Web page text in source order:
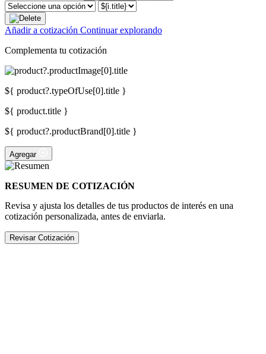
Añadir a cotización Continuar explorando
Complementa tu cotización
${ product?.typeOfUse[0].title }
${ product.title }
${ product?.productBrand[0].title }
Agregar
RESUMEN DE COTIZACIÓN
Revisa y ajusta los detalles de tus productos de interés en una
cotización personalizada, antes de enviarla.
Revisar Cotización